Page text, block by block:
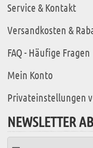
Service & Kontakt
Versandkosten &
FAQ - Häufige Fragen
Mein Konto
Privateinstellungen
NEWSLETTER